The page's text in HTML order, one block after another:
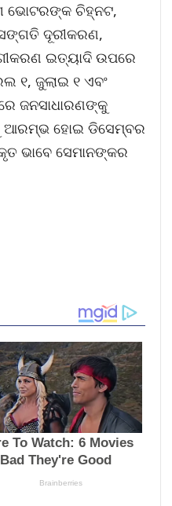
ଭୋଟରଙ୍କ ଚିହ୍ନଟ,
ଦୂରୀକରଣ,
ଇତ୍ୟାଦି ଉପରେ
୧, ଜୁଲାଇ ୧ ଏବଂ
ଜନସାଧାରଣଙ୍କୁ
ଆରମ୍ଭ ହୋଇ ଡିସେମ୍ବର
ଭାବେ ସେମାନଙ୍କର